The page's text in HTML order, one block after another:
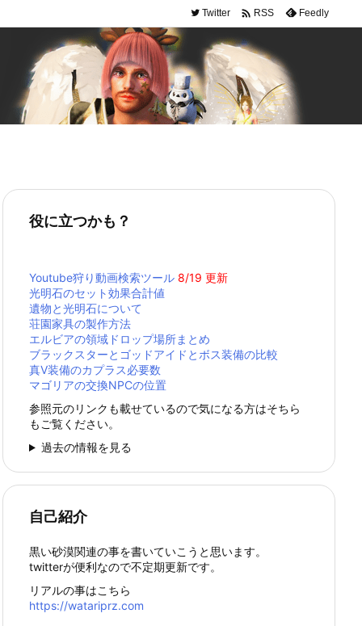
Twitter  RSS Feedly
役に立つかも？
Youtube狩り動画検索ツール 8/19 更新
光明石のセット効果合計値
遺物と光明石について
荘園家具の製作方法
エルビアの領域ドロップ場所まとめ
ブラックスターとゴッドアイドとボス装備の比較
真Ⅴ装備のカプラス必要数
マゴリアの交換NPCの位置
参照元のリンクも載せているので気になる方はそちら
もご覧ください。
過去の情報を見る
自己紹介
黒い砂漠関連の事を書いていこうと思います。
twitterが便利なので不定期更新です。
リアルの事はこちら
https://watariprz.com